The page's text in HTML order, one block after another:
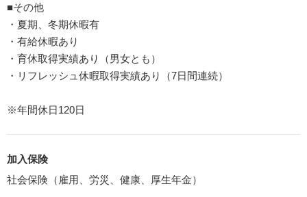
■その他
・夏期、冬期休暇有
・有給休暇あり
・育休取得実績あり（男女とも）
・リフレッシュ休暇取得実績あり（7日間連続）
※年間休日120日
加入保険
社会保険（雇用、労災、健康、厚生年金）